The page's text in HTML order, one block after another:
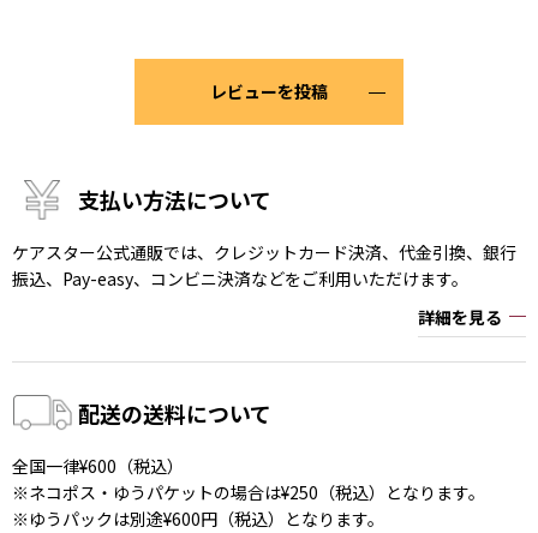
レビューを投稿
支払い方法について
ケアスター公式通販では、クレジットカード決済、代金引換、銀行
振込、Pay-easy、コンビニ決済などをご利用いただけます。
詳細を見る
配送の送料について
全国一律¥600（税込）
※ネコポス・ゆうパケットの場合は¥250（税込）となります。
※ゆうパックは別途¥600円（税込）となります。